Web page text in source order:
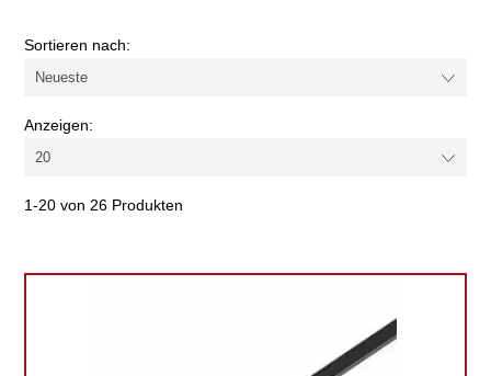
Farbe
Kabel-/Adapterart
Sortieren nach:
Anzeigen:
1-20 von 26 Produkten